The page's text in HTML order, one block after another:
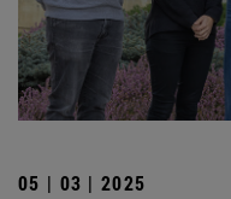
05 | 03 | 2025